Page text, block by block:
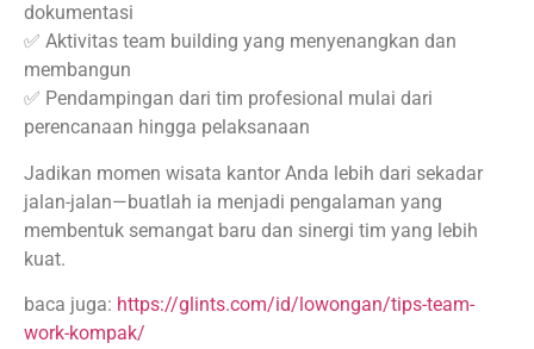
dokumentasi
✅ Aktivitas team building yang menyenangkan dan
membangun
✅ Pendampingan dari tim profesional mulai dari
perencanaan hingga pelaksanaan
Jadikan momen wisata kantor Anda lebih dari sekadar
jalan-jalan—buatlah ia menjadi pengalaman yang
membentuk semangat baru dan sinergi tim yang lebih
kuat.
baca juga: https://glints.com/id/lowongan/tips-team-
work-kompak/